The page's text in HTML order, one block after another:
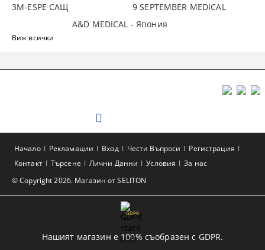
3М-ESPE САЩ
9 SEPTEMBER MEDICAL
A&D MEDICAL - Япония
Виж всички
© Copyright 2026. Магазин от SELITON
Начало Рекламации Вход Чести Въпроси
Регистрация
Контакт
Търсене Лични Данни Условия За нас
GDPR
Нашият магазин е 100% съобразен с GDPR.